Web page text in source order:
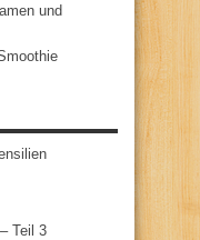
und
Teil 3